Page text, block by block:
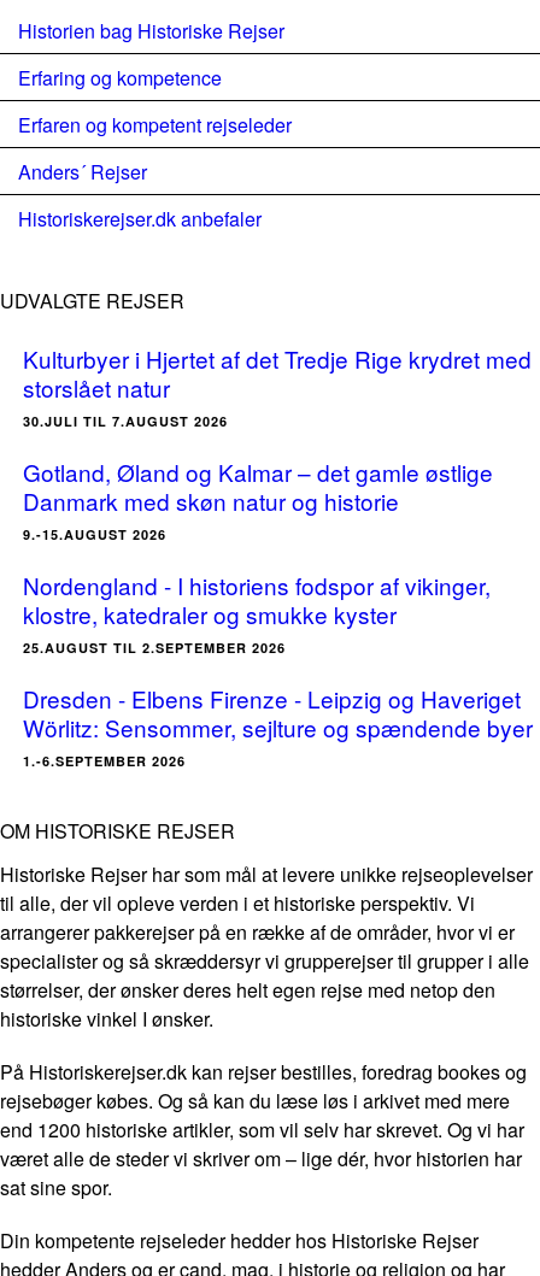
Historien bag Historiske Rejser
Erfaring og kompetence
Erfaren og kompetent rejseleder
Anders´ Rejser
Historiskerejser.dk anbefaler
UDVALGTE REJSER
Kulturbyer i Hjertet af det Tredje Rige krydret med
storslået natur
30.JULI TIL 7.AUGUST 2026
Gotland, Øland og Kalmar – det gamle østlige
Danmark med skøn natur og historie
9.-15.AUGUST 2026
Nordengland - I historiens fodspor af vikinger,
klostre, katedraler og smukke kyster
25.AUGUST TIL 2.SEPTEMBER 2026
Dresden - Elbens Firenze - Leipzig og Haveriget
Wörlitz: Sensommer, sejlture og spændende byer
1.-6.SEPTEMBER 2026
OM HISTORISKE REJSER
Historiske Rejser har som mål at levere unikke rejseoplevelser
til alle, der vil opleve verden i et historiske perspektiv. Vi
arrangerer pakkerejser på en række af de områder, hvor vi er
specialister og så skræddersyr vi grupperejser til grupper i alle
størrelser, der ønsker deres helt egen rejse med netop den
historiske vinkel I ønsker.
På Historiskerejser.dk kan rejser bestilles, foredrag bookes og
rejsebøger købes. Og så kan du læse løs i arkivet med mere
end 1200 historiske artikler, som vil selv har skrevet. Og vi har
været alle de steder vi skriver om – lige dér, hvor historien har
sat sine spor.
Din kompetente rejseleder hedder hos Historiske Rejser
hedder Anders og er cand. mag. i historie og religion og har